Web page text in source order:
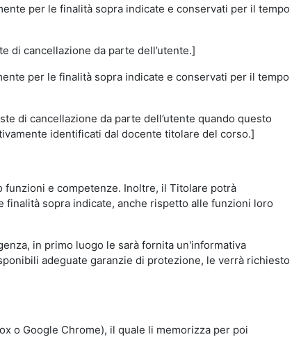
per le finalità sopra indicate e conservati per il tempo
di cancellazione da parte dell’utente.]
per le finalità sopra indicate e conservati per il tempo
di cancellazione da parte dell’utente quando questo
identificati dal docente titolare del corso.]
funzioni e competenze. Inoltre, il Titolare potrà
sopra indicate, anche rispetto alle funzioni loro
in primo luogo le sarà fornita un'informativa
adeguate garanzie di protezione, le verrà richiesto
o Google Chrome), il quale li memorizza per poi